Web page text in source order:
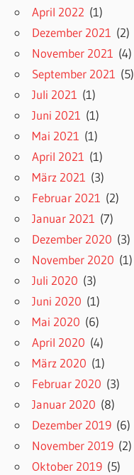
April 2022 (1)
Dezember 2021 (2)
November 2021 (4)
September 2021 (5)
Juli 2021 (1)
Juni 2021 (1)
Mai 2021 (1)
April 2021 (1)
März 2021 (3)
Februar 2021 (2)
Januar 2021 (7)
Dezember 2020 (3)
November 2020 (1)
Juli 2020 (3)
Juni 2020 (1)
Mai 2020 (6)
April 2020 (4)
März 2020 (1)
Februar 2020 (3)
Januar 2020 (8)
Dezember 2019 (6)
November 2019 (2)
Oktober 2019 (5)